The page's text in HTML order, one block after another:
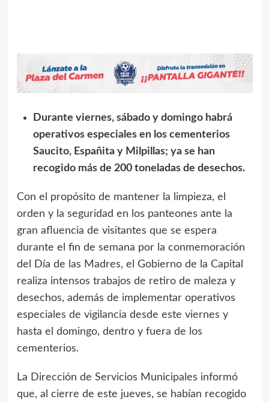
Durante viernes, sábado y domingo habrá
operativos especiales en los cementerios
Saucito, Españita y Milpillas; ya se han
recogido más de 200 toneladas de desechos.
Con el propósito de mantener la limpieza, el
orden y la seguridad en los panteones ante la
gran afluencia de visitantes que se espera
durante el fin de semana por la conmemoración
del Día de las Madres, el Gobierno de la Capital
realiza intensos trabajos de retiro de maleza y
desechos, además de implementar operativos
especiales de vigilancia desde este viernes y
hasta el domingo, dentro y fuera de los
cementerios.
La Dirección de Servicios Municipales informó
que, al cierre de este jueves, se habían recogido